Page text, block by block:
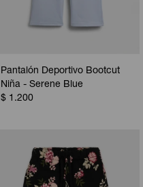
Pantalón Deportivo Bootcut
Niña - Serene Blue
$ 1.200